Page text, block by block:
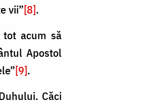
vii”[8].
acum să
Apostol
[9].
Căci